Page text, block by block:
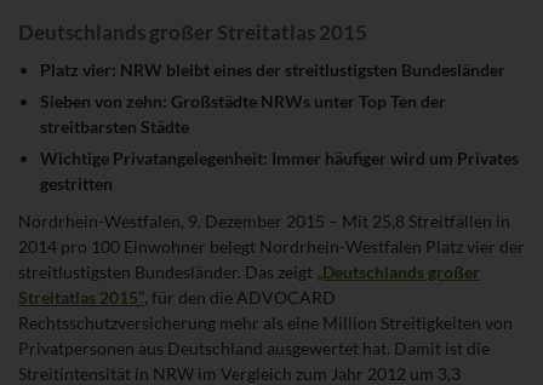
Deutschlands großer Streitatlas 2015
Platz vier: NRW bleibt eines der streitlustigsten Bundesländer
Sieben von zehn: Großstädte NRWs unter Top Ten der
streitbarsten Städte
Wichtige Privatangelegenheit: Immer häufiger wird um Privates
gestritten
Nordrhein-Westfalen, 9. Dezember 2015 – Mit 25,8 Streitfällen in
2014 pro 100 Einwohner belegt Nordrhein-Westfalen Platz vier der
streitlustigsten Bundesländer. Das zeigt „Deutschlands großer
Streitatlas 2015“, für den die ADVOCARD
Rechtsschutzversicherung mehr als eine Million Streitigkeiten von
Privatpersonen aus Deutschland ausgewertet hat. Damit ist die
Streitintensität in NRW im Vergleich zum Jahr 2012 um 3,3